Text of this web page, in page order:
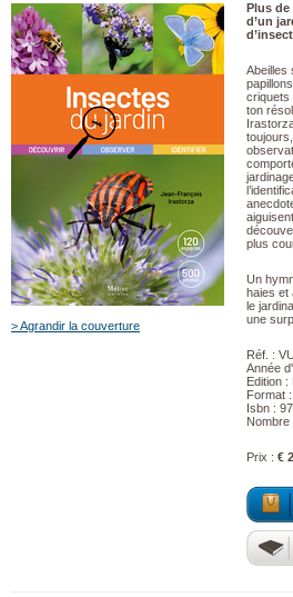
> Agrandir la couverture
Plus de
d’un
Abeilles
criquets
ton
plus
Un
haies et
le
une
Réf. :
Année
Edition :
Format
Isbn :
Nombre
Prix : €